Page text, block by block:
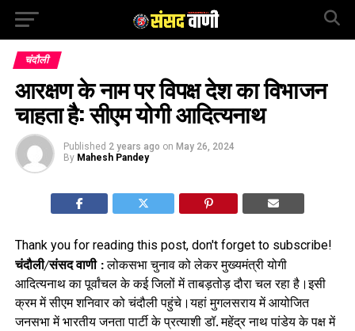
चंदौली
आरक्षण के नाम पर विपक्ष देश का विभाजन
चाहता है: सीएम योगी आदित्यनाथ
Published 2 years ago on May 26, 2024
By Mahesh Pandey
Thank you for reading this post, don't forget to subscribe!
चंदौली/संसद वाणी :लोकसभा चुनाव को लेकर मुख्यमंत्री योगी
आदित्यनाथ का पूर्वांचल के कई जिलों में ताबड़तोड़ दौरा चल रहा है।इसी
क्रम में सीएम शनिवार को चंदौली पहुंचे।यहां मुगलसराय में आयोजित
जनसभा में भारतीय जनता पार्टी के प्रत्याशी डॉ. महेंद्र नाथ पांडेय के पक्ष में